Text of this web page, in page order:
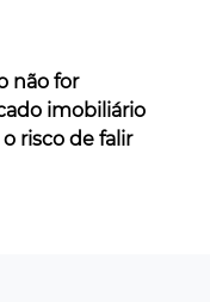
não for
imobiliário
risco de falir